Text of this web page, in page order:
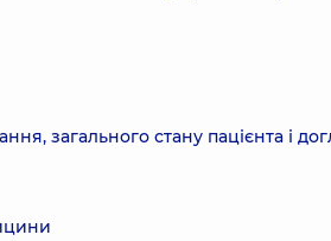
загального стану пацієнта і